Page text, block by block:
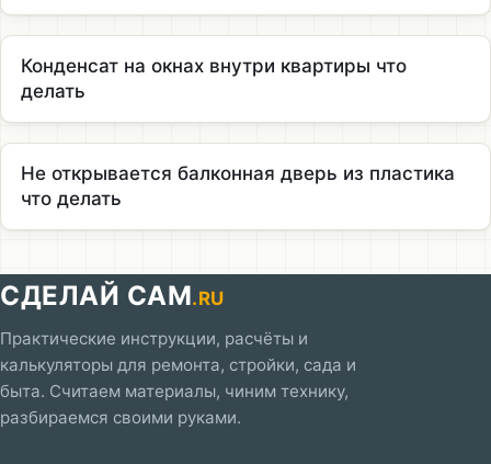
Конденсат на окнах внутри квартиры что
делать
Не открывается балконная дверь из пластика
что делать
СДЕЛАЙ САМ.RU
Практические инструкции, расчёты и
калькуляторы для ремонта, стройки, сада и
быта. Считаем материалы, чиним технику,
разбираемся своими руками.